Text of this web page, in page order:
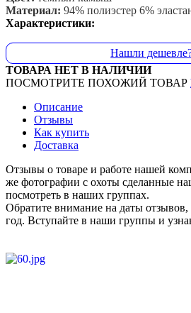
Материал: 94% полиэстер 6%
Характеристики:
Нашли
ТОВАРА НЕТ В НАЛИЧИИ
ПОСМОТРИТЕ ПОХОЖИЙ ТОВАР
Описание
Отзывы
Как купить
Доставка
Отзывы о товаре и работе нашей
же фотографии с охоты сделанные
посмотреть в наших группах.
Обратите внимание на даты
год. Вступайте в наши группы и